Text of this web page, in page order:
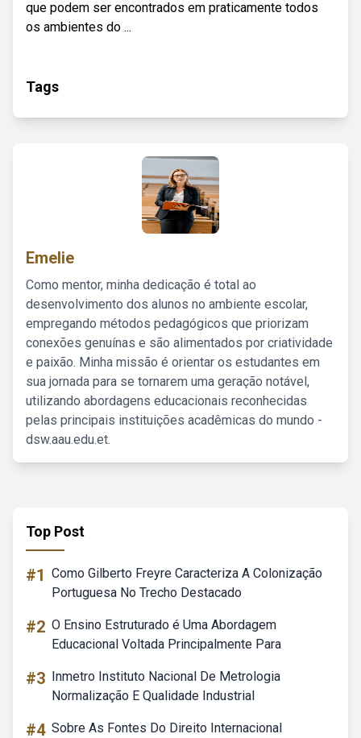
que podem ser encontrados em praticamente todos
os ambientes do ...
Tags
Emelie
Como mentor, minha dedicação é total ao
desenvolvimento dos alunos no ambiente escolar,
empregando métodos pedagógicos que priorizam
conexões genuínas e são alimentados por criatividade
e paixão. Minha missão é orientar os estudantes em
sua jornada para se tornarem uma geração notável,
utilizando abordagens educacionais reconhecidas
pelas principais instituições acadêmicas do mundo -
dsw.aau.edu.et.
Top Post
#1 Como Gilberto Freyre Caracteriza A Colonização
Portuguesa No Trecho Destacado
#2 O Ensino Estruturado é Uma Abordagem
Educacional Voltada Principalmente Para
#3 Inmetro Instituto Nacional De Metrologia
Normalização E Qualidade Industrial
#4 Sobre As Fontes Do Direito Internacional